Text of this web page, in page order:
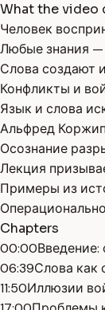
What the video
Человек
Любые знания —
Слова создают
Конфликты и
Язык и слова
Альфред
Осознание
Лекция
Примеры из
Chapters
00:00Введение:
06:39Слова как
11:50Иллюзии